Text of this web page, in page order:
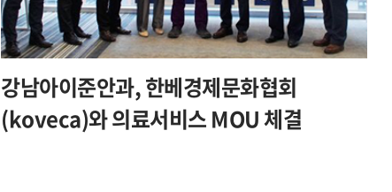
강남아이준안과, 한베경제문화협회
(koveca)와 의료서비스 MOU 체결